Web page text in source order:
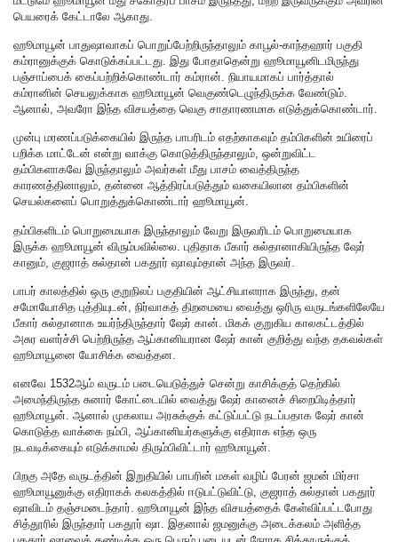
பெயரைக் கேட்டாலே ஆகாது.
ஹூமாயூன் பாதுஷாவாகப் பொறுப்பேற்றிருந்தாலும் காபூல்-காந்தஹார் பகுதி
கம்ரானுக்குக் கொடுக்கப்பட்டது. இது போதாதென்று ஹூமாயூனிடமிருந்து
பஞ்சாப்பைக் கைப்பற்றிக்கொண்டார் கம்ரான். நியாயமாகப் பார்த்தால்
கம்ரானின் செயலுக்காக ஹூமாயூன் வெகுண்டெழுந்திருக்க வேண்டும்.
ஆனால், அவரோ இந்த விசயத்தை வெகு சாதாரணமாக எடுத்துக்கொண்டார்.
முன்பு மரணப்படுக்கையில் இருந்த பாபரிடம் எதற்காகவும் தம்பிகளின் உயிரைப்
பறிக்க மாட்டேன் என்று வாக்கு கொடுத்திருந்தாலும், ஒன்றுவிட்ட
தம்பிகளாகவே இருந்தாலும் அவர்கள் மீது பாசம் வைத்திருந்த
காரணத்தினாலும், தன்னை ஆத்திரப்படுத்தும் வகையிலான தம்பிகளின்
செயல்களைப் பொறுத்துக்கொண்டார் ஹூமாயூன்.
தம்பிகளிடம் பொறுமையாக இருந்தாலும் வேறு இருவரிடம் பொறுமையாக
இருக்க ஹூமாயூன் விரும்பவில்லை. புதிதாக பீகார் சுல்தானாகியிருந்த ஷேர்
கானும், குஜராத் சுல்தான் பகதூர் ஷாவும்தான் அந்த இருவர்.
பாபர் காலத்தில் ஒரு குறுநிலப் பகுதியின் ஆட்சியாளராக இருந்து, தன்
சமோயோசித புத்தியுடன், நிர்வாகத் திறமையை வைத்து ஒரிரு வருடங்களிலேயே
பீகார் சுல்தானாக உயர்ந்திருந்தார் ஷேர் கான். மிகக் குறுகிய காலகட்டத்தில்
அசுர வளர்ச்சி பெற்றிருந்த ஆப்கானியரான ஷேர் கான் குறித்து வந்த தகவல்கள்
ஹூமாயூனை யோசிக்க வைத்தன.
எனவே 1532ஆம் வருடம் படையெடுத்துச் சென்று காசிக்குத் தெற்கில்
அமைந்திருந்த சுனார் கோட்டையில் வைத்து ஷேர் கானைச் சிறைபிடித்தார்
ஹூமாயூன். ஆனால் முகலாய அரசுக்குக் கட்டுப்பட்டு நடப்பதாக ஷேர் கான்
கொடுத்த வாக்கை நம்பி, ஆப்கானியர்களுக்கு எதிராக எந்த ஒரு
நடவடிக்கையும் எடுக்காமல் திரும்பிவிட்டார் ஹூமாயூன்.
பிறகு அதே வருடத்தின் இறுதியில் பாபரின் மகள் வழிப் பேரன் ஜமன் மிர்சா
ஹூமாயூனுக்கு எதிராகக் கலகத்தில் ஈடுபட்டுவிட்டு, குஜராத் சுல்தான் பகதூர்
ஷாவிடம் தஞ்சமடைந்தார். ஹூமாயூன் இந்த விசயத்தைக் கேள்விப்பட்டபோது
சித்தூரில் இருந்தார் பகதூர் ஷா. இதனால் ஜமனுக்கு அடைக்கலம் அளித்த